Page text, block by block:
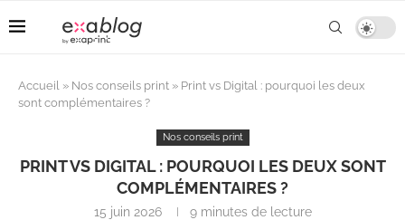
Accueil » Nos conseils print » Print vs Digital : pourquoi les deux
sont complémentaires ?
Nos conseils print
PRINT VS DIGITAL : POURQUOI LES DEUX SONT
COMPLÉMENTAIRES ?
15 juin 2026 9 minutes de lecture